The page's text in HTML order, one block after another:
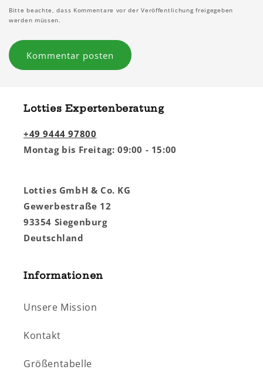
Bitte beachte, dass Kommentare vor der Veröffentlichung freigegeben
werden müssen.
Lotties Expertenberatung
+49 9444 97800
Montag bis Freitag: 09:00 - 15:00
Lotties GmbH & Co. KG
Gewerbestraße 12
93354 Siegenburg
Deutschland
Informationen
Unsere Mission
Kontakt
Größentabelle